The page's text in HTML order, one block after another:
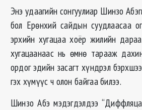
Энэ удаагийн сонгуулиар Шинзо
бол Ерөнхий сайдын суудлаасаа
эрхийн хугацаа хоёр жилийн
хугацаанаас нь өмнө тарааж
ордог эдийн засагт хүндрэл
гэх хүмүүс ч олон байгаа билээ.
Шинзо Абэ мэдэгдэлдээ